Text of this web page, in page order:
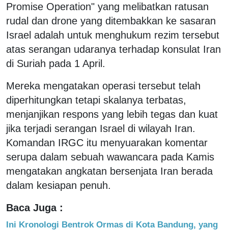
Promise Operation" yang melibatkan ratusan
rudal dan drone yang ditembakkan ke sasaran
Israel adalah untuk menghukum rezim tersebut
atas serangan udaranya terhadap konsulat Iran
di Suriah pada 1 April.
Mereka mengatakan operasi tersebut telah
diperhitungkan tetapi skalanya terbatas,
menjanjikan respons yang lebih tegas dan kuat
jika terjadi serangan Israel di wilayah Iran.
Komandan IRGC itu menyuarakan komentar
serupa dalam sebuah wawancara pada Kamis
mengatakan angkatan bersenjata Iran berada
dalam kesiapan penuh.
Baca Juga :
Ini Kronologi Bentrok Ormas di Kota Bandung, yang